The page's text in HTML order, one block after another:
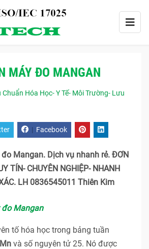
MÁY ĐO MANGAN
Chuẩn Hóa Học- Y Tế- Môi Trường- Lưu
| Facebook
Mangan. Dịch vụ nhanh rẻ. ĐƠN
TÍN- CHUYÊN NGHIỆP- NHANH
LH 0836545011 Thiên Kim
đo Mangan
tố hóa học trong bảng tuần
Mn và số nguyên tử 25. Nó được